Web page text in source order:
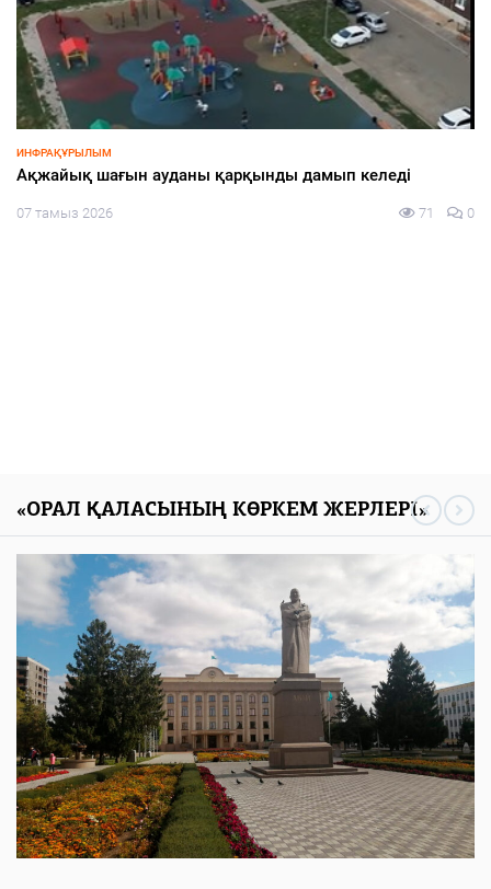
ИНФРАҚҰРЫЛЫМ
Ақжайық шағын ауданы қарқынды дамып келеді
07 тамыз 2026 71 0
«ОРАЛ ҚАЛАСЫНЫҢ КӨРКЕМ ЖЕРЛЕРІ»